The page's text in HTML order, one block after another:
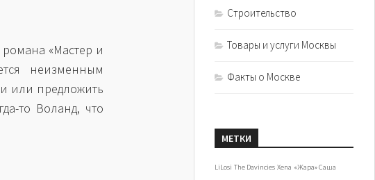
«Мастер и
неизменным
или предложить
то Воланд, что
Строительство
Товары и услуги Москвы
Факты о Москве
МЕТКИ
LiLosi The Davincies Xena «Жара» Саша